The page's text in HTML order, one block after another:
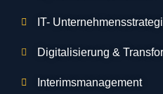
IT-
Digitalisierung &
Interimsmanagement